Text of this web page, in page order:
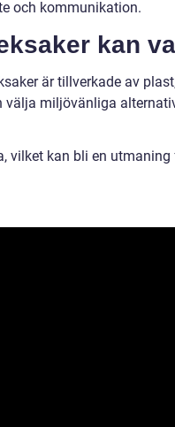
och kommunikation.
kan
är tillverkade av
välja miljövänliga
vilket kan bli en utmaning